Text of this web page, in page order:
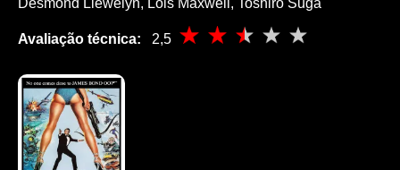
Desmond Llewelyn, Lois Maxwell, Toshirô Suga
Avaliação técnica: 2,5